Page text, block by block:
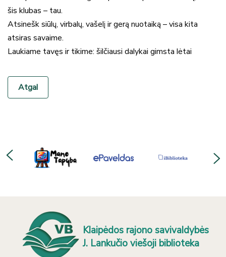
šis klubas – tau.
Atsinešk siūlų, virbalų, vašelį ir gerą nuotaiką – visa kita
atsiras savaime.
Laukiame tavęs ir tikime: šilčiausi dalykai gimsta lėtai
Atgal
Klaipėdos rajono savivaldybės
J. Lankučio viešoji biblioteka